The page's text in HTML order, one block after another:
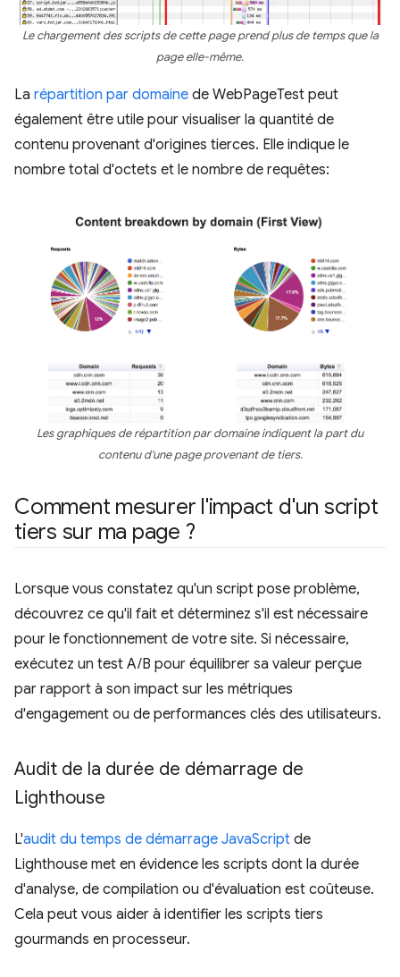
Le chargement des scripts de cette page prend plus de temps que la
page elle-même.
La répartition par domaine de WebPageTest peut
également être utile pour visualiser la quantité de
contenu provenant d'origines tierces. Elle indique le
nombre total d'octets et le nombre de requêtes:
Les graphiques de répartition par domaine indiquent la part du
contenu d'une page provenant de tiers.
Comment mesurer l'impact d'un script
tiers sur ma page ?
Lorsque vous constatez qu'un script pose problème,
découvrez ce qu'il fait et déterminez s'il est nécessaire
pour le fonctionnement de votre site. Si nécessaire,
exécutez un test A/B pour équilibrer sa valeur perçue
par rapport à son impact sur les métriques
d'engagement ou de performances clés des utilisateurs.
Audit de la durée de démarrage de
Lighthouse
L'audit du temps de démarrage JavaScript de
Lighthouse met en évidence les scripts dont la durée
d'analyse, de compilation ou d'évaluation est coûteuse.
Cela peut vous aider à identifier les scripts tiers
gourmands en processeur.